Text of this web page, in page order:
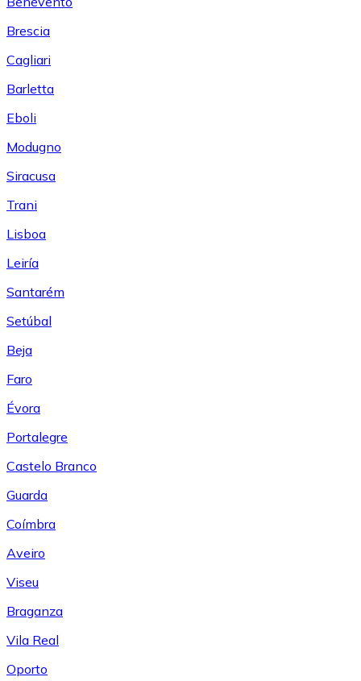
Brescia
Cagliari
Barletta
Eboli
Modugno
Siracusa
Trani
Lisboa
Leiría
Santarém
Setúbal
Beja
Faro
Évora
Portalegre
Castelo Branco
Guarda
Coímbra
Aveiro
Viseu
Braganza
Vila Real
Oporto